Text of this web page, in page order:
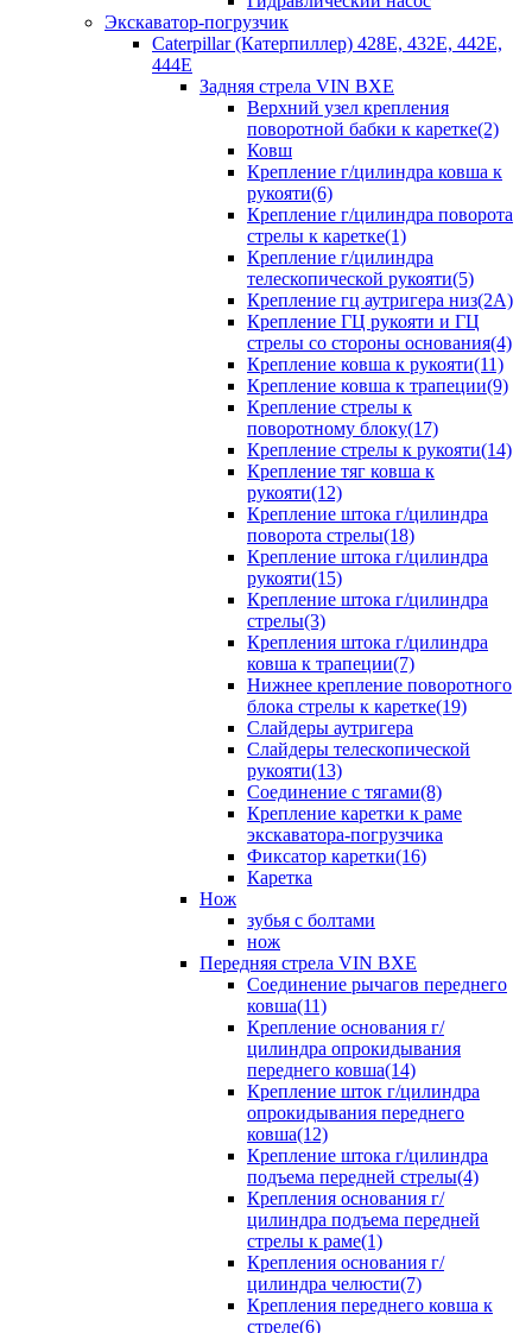
Экскаватор-погрузчик
Caterpillar (Катерпиллер) 428E, 432E, 442E,
444E
Задняя стрела VIN BXE
Верхний узел крепления
поворотной бабки к каретке(2)
Ковш
Крепление г/цилиндра ковша к
рукояти(6)
Крепление г/цилиндра поворота
стрелы к каретке(1)
Крепление г/цилиндра
телескопической рукояти(5)
Крепление гц аутригера низ(2А)
Крепление ГЦ рукояти и ГЦ
стрелы со стороны основания(4)
Крепление ковша к рукояти(11)
Крепление ковша к трапеции(9)
Крепление стрелы к
поворотному блоку(17)
Крепление стрелы к рукояти(14)
Крепление тяг ковша к
рукояти(12)
Крепление штока г/цилиндра
поворота стрелы(18)
Крепление штока г/цилиндра
рукояти(15)
Крепление штока г/цилиндра
стрелы(3)
Крепления штока г/цилиндра
ковша к трапеции(7)
Нижнее крепление поворотного
блока стрелы к каретке(19)
Слайдеры аутригера
Слайдеры телескопической
рукояти(13)
Соединение с тягами(8)
Крепление каретки к раме
экскаватора-погрузчика
Фиксатор каретки(16)
Каретка
Нож
зубья с болтами
нож
Передняя стрела VIN BXE
Cоединение рычагов переднего
ковша(11)
Крепление основания г/
цилиндра опрокидывания
переднего ковша(14)
Крепление шток г/цилиндра
опрокидывания переднего
ковша(12)
Крепление штока г/цилиндра
подъема передней стрелы(4)
Крепления основания г/
цилиндра подъема передней
стрелы к раме(1)
Крепления основания г/
цилиндра челюсти(7)
Крепления переднего ковша к
стреле(6)